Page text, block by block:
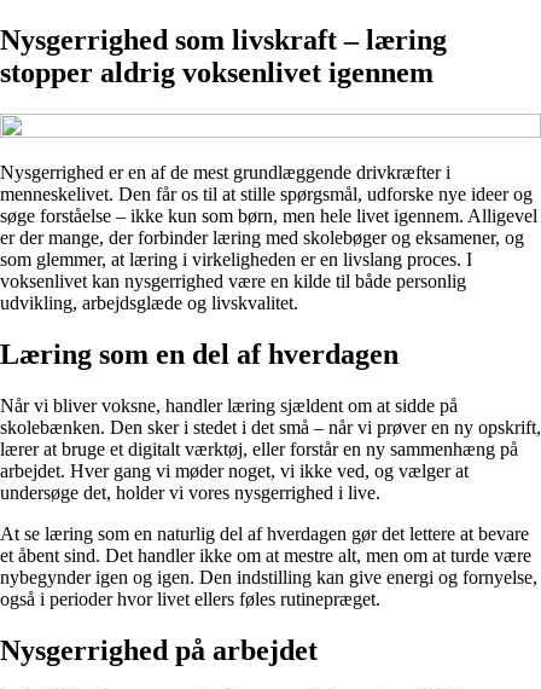
Nysgerrighed som livskraft – læring
stopper aldrig voksenlivet igennem
Nysgerrighed er en af de mest grundlæggende drivkræfter i
menneskelivet. Den får os til at stille spørgsmål, udforske nye ideer og
søge forståelse – ikke kun som børn, men hele livet igennem. Alligevel
er der mange, der forbinder læring med skolebøger og eksamener, og
som glemmer, at læring i virkeligheden er en livslang proces. I
voksenlivet kan nysgerrighed være en kilde til både personlig
udvikling, arbejdsglæde og livskvalitet.
Læring som en del af hverdagen
Når vi bliver voksne, handler læring sjældent om at sidde på
skolebænken. Den sker i stedet i det små – når vi prøver en ny opskrift,
lærer at bruge et digitalt værktøj, eller forstår en ny sammenhæng på
arbejdet. Hver gang vi møder noget, vi ikke ved, og vælger at
undersøge det, holder vi vores nysgerrighed i live.
At se læring som en naturlig del af hverdagen gør det lettere at bevare
et åbent sind. Det handler ikke om at mestre alt, men om at turde være
nybegynder igen og igen. Den indstilling kan give energi og fornyelse,
også i perioder hvor livet ellers føles rutinepræget.
Nysgerrighed på arbejdet